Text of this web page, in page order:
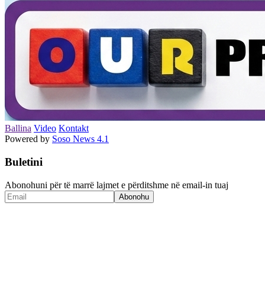
Ballina Video Kontakt
Powered by Soso News 4.1
Buletini
Abonohuni për të marrë lajmet e përditshme në email-in tuaj
Abonohu